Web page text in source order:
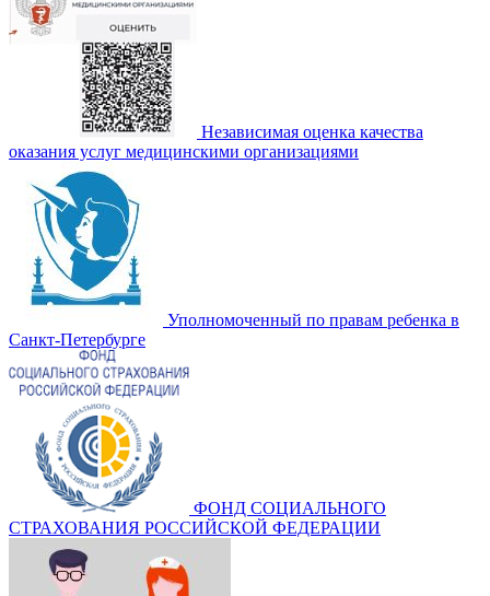
Независимая оценка качества
оказания услуг медицинскими организациями
Уполномоченный по правам ребенка в
Санкт-Петербурге
ФОНД СОЦИАЛЬНОГО
СТРАХОВАНИЯ РОССИЙСКОЙ ФЕДЕРАЦИИ